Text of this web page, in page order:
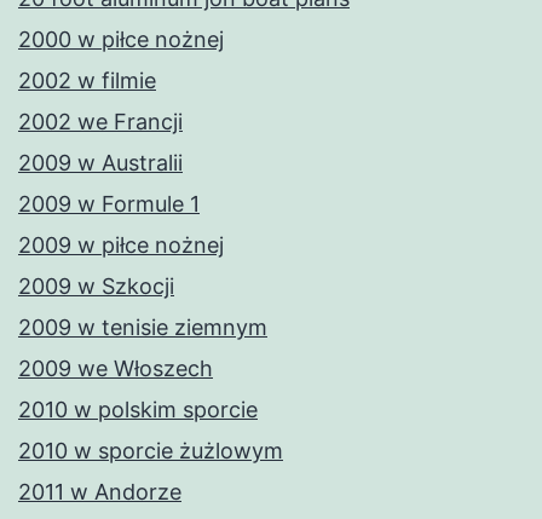
2000 w piłce nożnej
2002 w filmie
2002 we Francji
2009 w Australii
2009 w Formule 1
2009 w piłce nożnej
2009 w Szkocji
2009 w tenisie ziemnym
2009 we Włoszech
2010 w polskim sporcie
2010 w sporcie żużlowym
2011 w Andorze